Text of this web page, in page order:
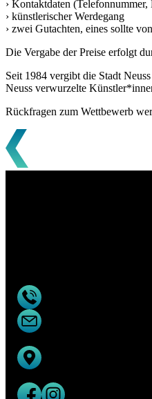
› Kontaktdaten (Telefonnummer,
› künstlerischer Werdegang
› zwei Gutachten, eines sollte
Die Vergabe der Preise erfolgt
Seit 1984 vergibt die Stadt
Neuss verwurzelte
Rückfragen zum Wettbewerb
Sie haben noch Fragen zu
02131 90 41 00
Oberstraße 17